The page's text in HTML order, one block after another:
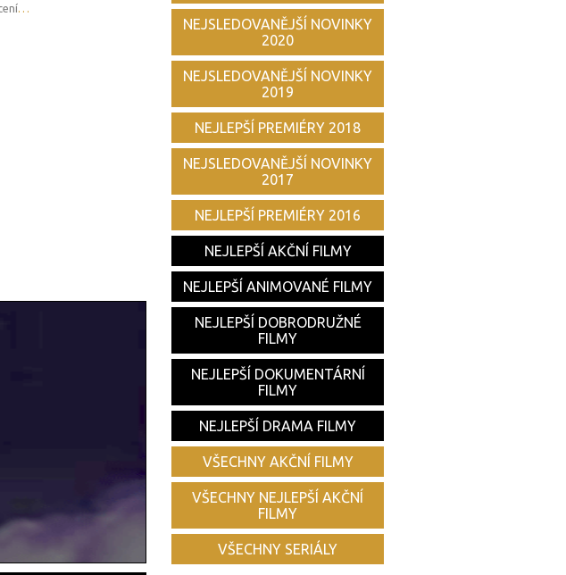
NEJSLEDOVANĚJŠÍ NOVINKY
2020
NEJSLEDOVANĚJŠÍ NOVINKY
2019
NEJLEPŠÍ PREMIÉRY 2018
NEJSLEDOVANĚJŠÍ NOVINKY
2017
NEJLEPŠÍ PREMIÉRY 2016
NEJLEPŠÍ AKČNÍ FILMY
NEJLEPŠÍ ANIMOVANÉ FILMY
NEJLEPŠÍ DOBRODRUŽNÉ
FILMY
NEJLEPŠÍ DOKUMENTÁRNÍ
FILMY
NEJLEPŠÍ DRAMA FILMY
VŠECHNY AKČNÍ FILMY
VŠECHNY NEJLEPŠÍ AKČNÍ
FILMY
VŠECHNY SERIÁLY